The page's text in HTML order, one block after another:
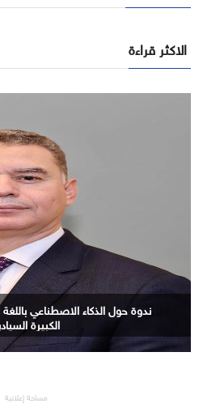
الاكثر قراءة
دُبي حوّلت 4 ملايين مقيمٍ
الفاخرة لم تُدرك
مساحة إعلانية